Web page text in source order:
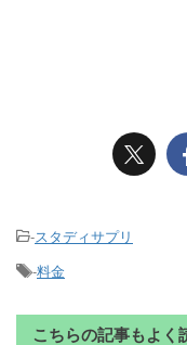
-スタディサプリ
-料金
こちらの記事もよく